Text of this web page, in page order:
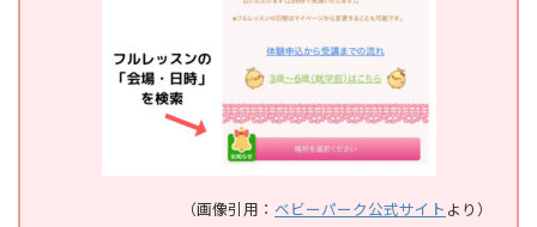
（画像引用： ベビーパーク公式サイト より）